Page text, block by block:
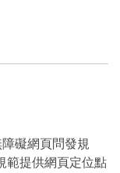
礙網頁問發規
範提供網頁定位點